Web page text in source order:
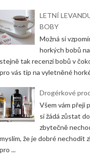
LETNÍ
BOBY
Možná si
horkých bobů
stejně tak recenzi bobů v
pro vás tip na vyletněné
Drogérkové
Všem vám přeji
si žádá zůstat
zbytečně
myslím, že je dobré nechodit
pro ...